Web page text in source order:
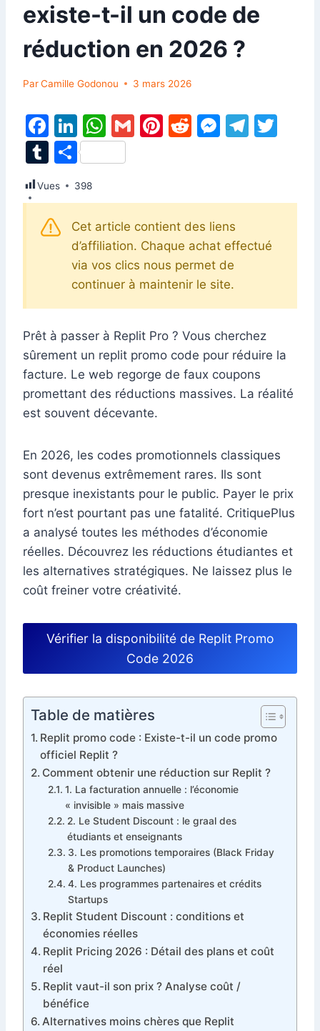
existe-t-il un code de
réduction en 2026 ?
ParCamille Godonou 3 mars 2026
F
a
c
e
b
o
Li
n
k
e
dI
n
W
h
at
A
p
p
G
Pi
st
R
t
M
e
n
g
er
T
m
T
m
bl
r
P
ar
ta
g
er
Vues 398
Cet article contient des liens
d’affiliation. Chaque achat effectué
via vos clics nous permet de
continuer à maintenir le site.
Prêt à passer à Replit Pro ? Vous cherchez
sûrement un replit promo code pour réduire la
facture. Le web regorge de faux coupons
promettant des réductions massives. La réalité
est souvent décevante.
En 2026, les codes promotionnels classiques
sont devenus extrêmement rares. Ils sont
presque inexistants pour le public. Payer le prix
fort n’est pourtant pas une fatalité. CritiquePlus
a analysé toutes les méthodes d’économie
réelles. Découvrez les réductions étudiantes et
les alternatives stratégiques. Ne laissez plus le
coût freiner votre créativité.
Vérifier la disponibilité de Replit Promo
Code 2026
Table de matières
Replit promo code : Existe-t-il un code promo
officiel Replit ?
Comment obtenir une réduction sur Replit ?
1. La facturation annuelle : l’économie
« invisible » mais massive
2. Le Student Discount : le graal des
étudiants et enseignants
3. Les promotions temporaires (Black Friday
& Product Launches)
4. Les programmes partenaires et crédits
Startups
Replit Student Discount : conditions et
économies réelles
Replit Pricing 2026 : Détail des plans et coût
réel
Replit vaut-il son prix ? Analyse coût /
bénéfice
Alternatives moins chères que Replit